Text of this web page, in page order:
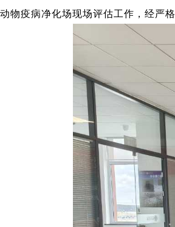
动物疫病净化场现场评估工作，经严